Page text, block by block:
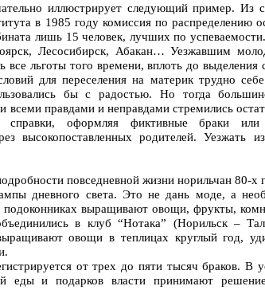
иллюстрирует следующий пример. Из
в 1985 году комиссия по распределению
лишь 15 человек, лучших по
Лесосибирск, Абакан… Уезжавшим
все льготы того времени, вплоть до
для переселения на материк трудно
бы с радостью. Но тогда
всеми правдами и неправдами стремились
справки, оформляя фиктивные браки
высокопоставленных родителей. Уезжать
повседневной жизни норильчан 80-х
дневного света. Это не дань моде, а
подоконниках выращивают овощи, фрукты,
в клуб “Нотака” (Норильск –
овощи в теплицах круглый год,
от трех до пяти тысяч браков. В
еды и подарков власти принимают